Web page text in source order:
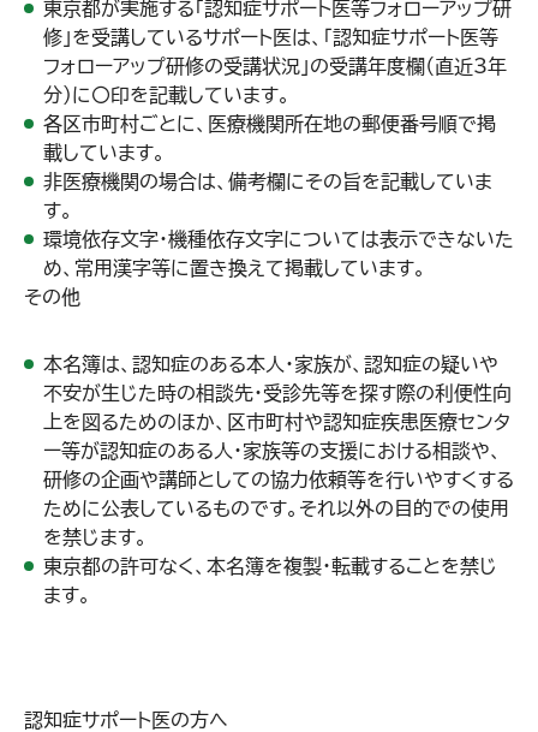
東京都が実施する「 認知症サポート医等フォローアップ研
修 」を受講しているサポート医は、「認知症サポート医等
フォローアップ研修の受講状況」の受講年度欄（直近3年
分）に〇印を記載しています。
各区市町村ごとに、医療機関所在地の郵便番号順で掲
載しています。
非医療機関の場合は、備考欄にその旨を記載していま
す。
環境依存文字・機種依存文字については表示できないた
め、常用漢字等に置き換えて掲載しています。
その他
本名簿は、認知症のある本人・家族が、認知症の疑いや
不安が生じた時の相談先・受診先等を探す際の利便性向
上を図るためのほか、区市町村や認知症疾患医療センタ
ー等が認知症のある人・家族等の支援における相談や、
研修の企画や講師としての協力依頼等を行いやすくする
ために公表しているものです。それ以外の目的での使用
を禁じます。
東京都の許可なく、本名簿を複製・転載することを禁じ
ます。
認知症サポート医の方へ